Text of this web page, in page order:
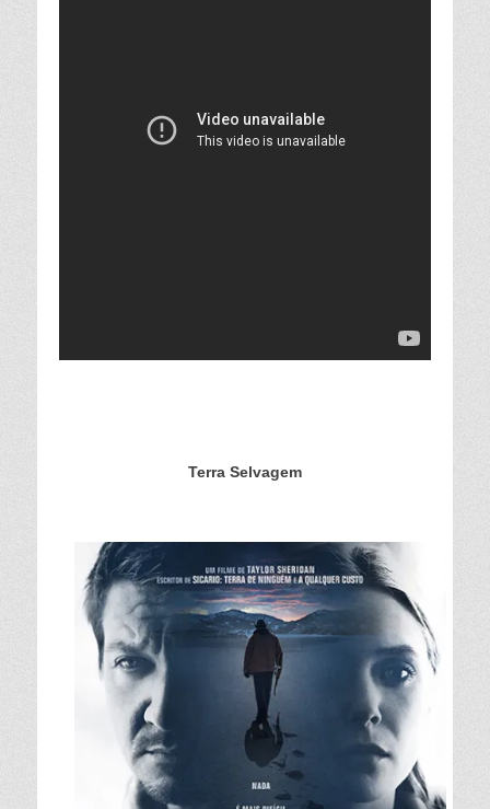
Terra Selvagem